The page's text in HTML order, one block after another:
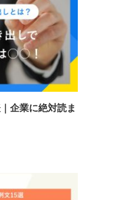
企業に絶対読ま